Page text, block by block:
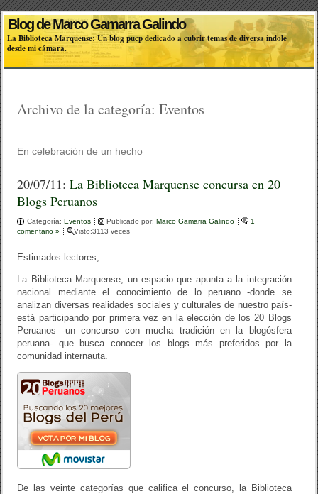
Blog de Marco Gamarra Galindo
La Biblioteca Marquense: Un blog pucp dedicado a cubrir temas de diversa índole
desde mi cámara.
Archivo de la categoría:Eventos
En celebración de un hecho
20/07/11:La Biblioteca Marquense concursa en 20
Blogs Peruanos
Categoría:Eventos Publicado por:Marco Gamarra Galindo
1
comentario »
Visto:3113 veces
Estimados lectores,
La Biblioteca Marquense, un espacio que apunta a la integración
nacional mediante el conocimiento de lo peruano -donde se
analizan diversas realidades sociales y culturales de nuestro país-
está participando por primera vez en la elección de los 20 Blogs
Peruanos -un concurso con mucha tradición en la blogósfera
peruana- que busca conocer los blogs más preferidos por la
comunidad internauta.
De las veinte categorías que califica el concurso, la Biblioteca